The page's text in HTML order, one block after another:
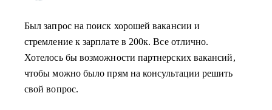
Был запрос на поиск хорошей вакансии и
стремление к зарплате в 200к. Все отлично.
Хотелось бы возможности партнерских вакансий,
чтобы можно было прям на консультации решить
свой вопрос.